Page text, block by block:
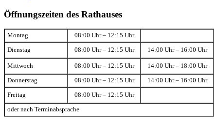
Öffnungszeiten des Rathauses
Montag 08:00 Uhr – 12:15 Uhr
Dienstag 08:00 Uhr – 12:15 Uhr 14:00 Uhr – 16:00 Uhr
Mittwoch 08:00 Uhr – 12:15 Uhr 14:00 Uhr – 18:00 Uhr
Donnerstag 08:00 Uhr – 12:15 Uhr 14:00 Uhr – 16:00 Uhr
Freitag 08:00 Uhr – 12:15 Uhr
oder nach Terminabsprache